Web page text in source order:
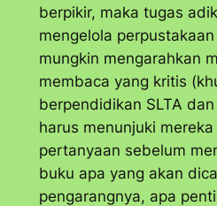
berpikir, maka tugas
mengelola
mungkin mengarahkan
membaca yang kritis
berpendidikan SLTA
harus menunjuki
pertanyaan sebelum
buku apa yang akan
pengarangnya, apa